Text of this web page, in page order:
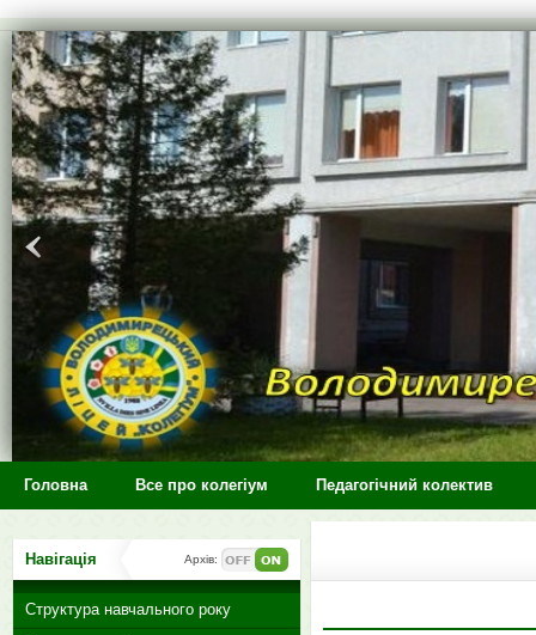
>
Головна Все про колегіум Педагогічний колектив
Навігація Архів:
Структура навчального року